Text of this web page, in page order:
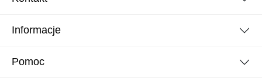
Informacje
Pomoc